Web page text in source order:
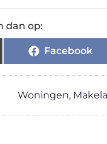
dan op:
Facebook
Woningen,